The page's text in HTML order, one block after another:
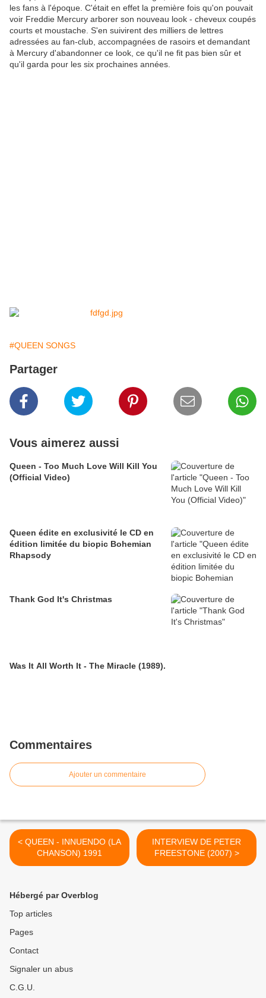
les fans à l'époque. C'était en effet la première fois qu'on pouvait
voir Freddie Mercury arborer son nouveau look - cheveux coupés
courts et moustache. S'en suivirent des milliers de lettres
adressées au fan-club, accompagnées de rasoirs et demandant
à Mercury d'abandonner ce look, ce qu'il ne fit pas bien sûr et
qu'il garda pour les six prochaines années.
#QUEEN SONGS
Partager
Vous aimerez aussi
Queen - Too Much Love Will Kill You
(Official Video)
Queen édite en exclusivité le CD en
édition limitée du biopic Bohemian
Rhapsody
Thank God It's Christmas
Was It All Worth It - The Miracle (1989).
Commentaires
Ajouter un commentaire
< QUEEN - INNUENDO (LA
CHANSON) 1991
INTERVIEW DE PETER
FREESTONE (2007) >
Hébergé par Overblog
Top articles
Pages
Contact
Signaler un abus
C.G.U.